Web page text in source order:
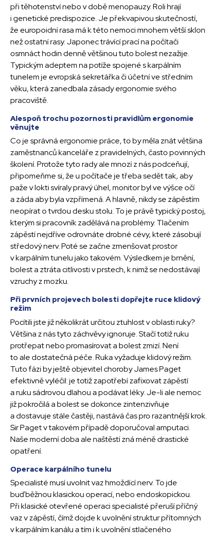
při těhotenství nebo v době menopauzy. Roli hrají
i genetické predispozice. Je překvapivou skutečností,
že europoidní rasa má k této nemoci mnohem větší sklon
než ostatní rasy. Japonec trávící prací na počítači
osmnáct hodin denně většinou tuto bolest nezažije.
Typickým adeptem na potíže spojené s karpálním
tunelem je evropská sekretářka či účetní ve středním
věku, která zanedbala zásady ergonomie svého
pracoviště.
Alespoň trochu pozornosti pravidlům ergonomie
věnujte
Co je správná ergonomie práce, to by měla znát většina
zaměstnanců kanceláře z pravidelných, často povinných
školení. Protože tyto rady ale mnozí z nás podceňují,
připomeňme si, že u počítače je třeba sedět tak, aby
paže v lokti svíraly pravý úhel, monitor byl ve výšce očí
a záda aby byla vzpřímená. A hlavně, nikdy se zápěstím
neopírat o tvrdou desku stolu. To je právě typický postoj,
kterým si pracovník zadělává na problémy. Tlačením
zápěstí nejdříve odrovnáte drobné cévy, které zásobují
středový nerv. Poté se začne zmenšovat prostor
v karpálním tunelu jako takovém. Výsledkem je brnění,
bolest a ztráta citlivosti v prstech, k nimž se nedostávají
vzruchy z mozku.
Při prvních projevech bolesti dopřejte ruce klidový
režim
Pocítili jste již několikrát určitou ztuhlost v oblasti ruky?
Většina z nás tyto záchvěvy ignoruje. Stačí totiž ruku
protřepat nebo promasírovat a bolest zmizí. Není
to ale dostatečná péče. Ruka vyžaduje klidový režim.
Tuto fázi by ještě objevitel choroby James Paget
efektivně vyléčil: je totiž zapotřebí zafixovat zápěstí
a ruku sádrovou dlahou a podávat léky. Je-li ale nemoc
již pokročilá a bolest se dokonce zintenzivňuje
a dostavuje stále častěji, nastává čas pro razantnější krok.
Sir Paget v takovém případě doporučoval amputaci.
Naše moderní doba ale naštěstí zná méně drastické
opatření.
Operace karpálního tunelu
Specialisté musí uvolnit vaz hmoždící nerv. To jde
buď běžnou klasickou operací, nebo endoskopickou.
Při klasické otevřené operaci specialisté přeruší příčný
vaz v zápěstí, čímž dojde k uvolnění struktur přítomných
v karpálním kanálu a tím i k uvolnění stlačeného